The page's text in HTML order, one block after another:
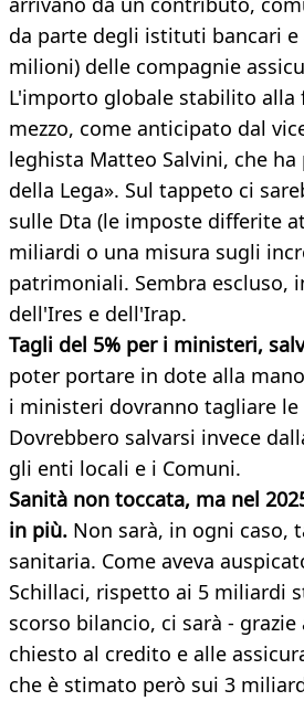
da parte degli istituti bancari e
milioni) delle compagnie
L'importo globale stabilito alla
mezzo, come anticipato dal
leghista Matteo Salvini, che
della Lega». Sul tappeto ci
sulle Dta (le imposte differite
miliardi o una misura sugli
patrimoniali. Sembra escluso,
dell'Ires e dell'Irap.
Tagli del 5% per i ministeri,
poter portare in dote alla
i ministeri dovranno tagliare le
Dovrebbero salvarsi invece
gli enti locali e i Comuni.
Sanità non toccata, ma nel
in più. Non sarà, in ogni caso,
sanitaria. Come aveva
Schillaci, rispetto ai 5 miliardi
scorso bilancio, ci sarà -
chiesto al credito e alle
che è stimato però sui 3